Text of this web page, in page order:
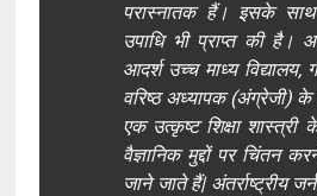
परास्नातक हैं। इसके
उपाध‍ि भी प्राप्त की है।
आदर्श उच्च माध्य विद्यालय,
वरिष्ठ अध्यापक (अंग्रेजी)
एक उत्कृष्ट शिक्षा शास्त्री
वैज्ञानिक मुद्दों पर चिंतन
जाने जाते हैं| अंतर्राष्ट्रीय